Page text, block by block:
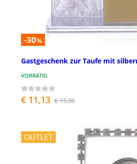
-30%
Gastgeschenk zur Taufe mit
VORRÄTIG
€ 11,13 € 15,90
OUTLET